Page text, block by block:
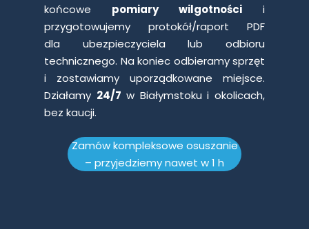
Zamów kompleksowe osuszanie
– przyjedziemy nawet w 1 h
końcowe pomiary wilgotności i
przygotowujemy protokół/raport PDF
dla ubezpieczyciela lub odbioru
technicznego. Na koniec odbieramy sprzęt
i zostawiamy uporządkowane miejsce.
Działamy 24/7 w Białymstoku i okolicach,
bez kaucji.